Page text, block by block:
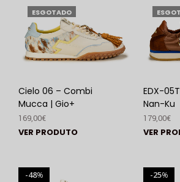
ESGOTADO
Cielo 06 – Combi
Mucca | Gio+
169,00€
VER PRODUTO
EDX-
Nan-Ku
179,00€
VER
%
48 %
25